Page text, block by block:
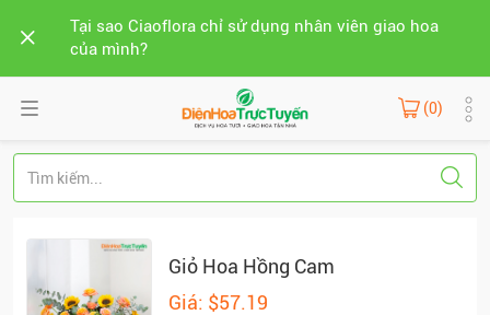
Tại sao Ciaoflora chỉ sử dụng nhân viên giao hoa
của mình?
(0)
Giỏ Hoa Hồng Cam
Giá: $57.19